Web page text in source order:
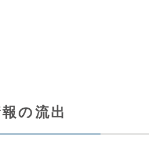
の流出